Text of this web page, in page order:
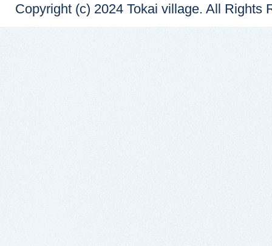
Copyright (c) 2024 Tokai village. All Rights